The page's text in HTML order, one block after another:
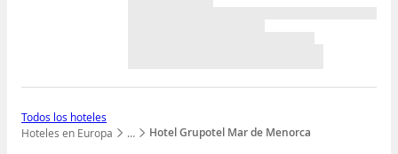
Todos los hoteles
…
Mostrar todos los niveles
Hoteles en Europa Hotel Grupotel Mar de Menorca